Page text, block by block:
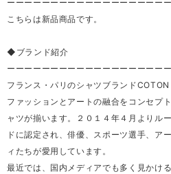
ーーーーーーーーーーーーーーーーーー
こちらは新品商品です。
◆ブランド紹介
ーーーーーーーーーーーーーーーーーー
フランス・パリのシャツブランド
ファッションとアートの融合をコンセプ
ャツが揃います。２０１４年４月よりル
ドに認定され、俳優、スポーツ選手、ア
ィたちが愛用しています。
最近では、国内メディアでも多く見かけ